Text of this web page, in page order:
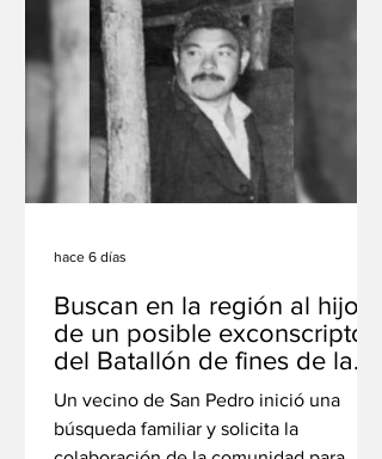
avenida San Martín y Maestra Barragán.
Distintas organizaciones políticas,
sociales y ambientales convocaron a
una radio abierta "por la tierra y en
defensa de nuestra soberanía", que se
desarrollará el próximo juev
Buscan en la región al hijo
de un posible exconscripto
del Batallón de fines de la
década de 1940
Un vecino de San Pedro inició una
búsqueda familiar y solicita la
hace 6 días